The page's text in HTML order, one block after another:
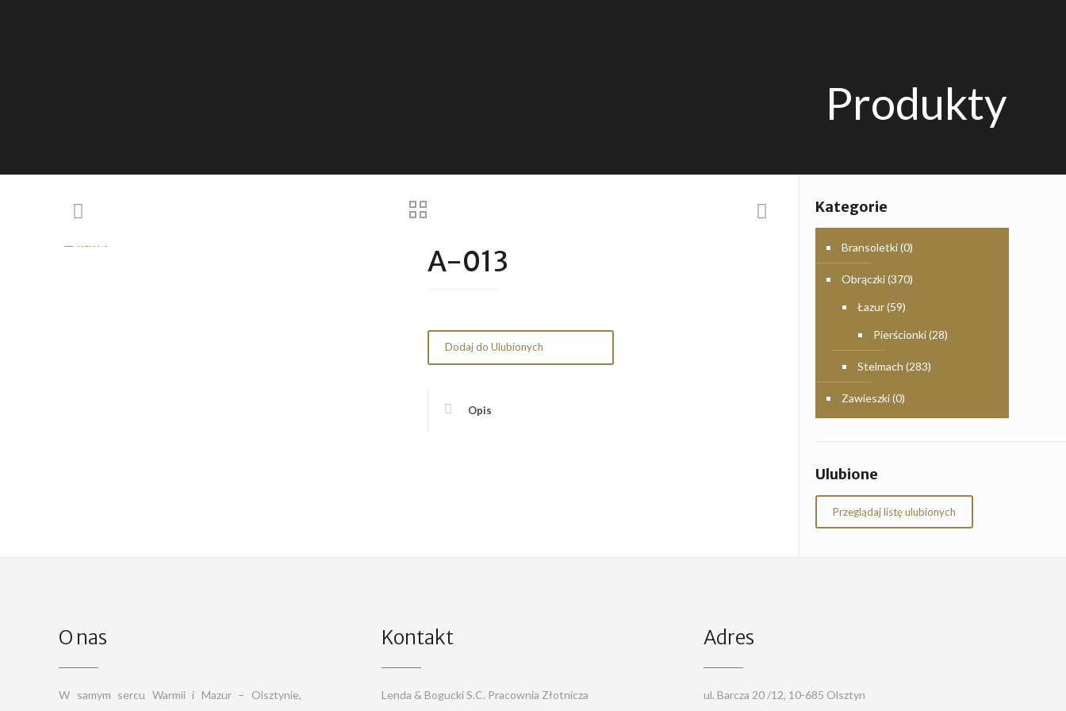
Produkty
A-013
Dodaj do Ulubionych
Opis
Kategorie
Bransoletki(0)
Obrączki(370)
Łazur(59)
Pierścionki(28)
Stelmach (283)
Zawieszki(0)
Ulubione
Przeglądaj listę ulubionych
O nas
W samym sercu Warmii i Mazur – Olsztynie,
Kontakt
Lenda & Bogucki S.C. Pracownia Złotnicza
Adres
ul. Barcza 20 /12, 10-685 Olsztyn